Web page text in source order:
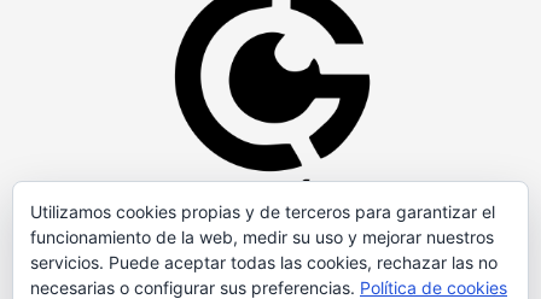
Utilizamos cookies propias y de terceros para garantizar el
funcionamiento de la web, medir su uso y mejorar nuestros
servicios. Puede aceptar todas las cookies, rechazar las no
necesarias o configurar sus preferencias. Política de cookies